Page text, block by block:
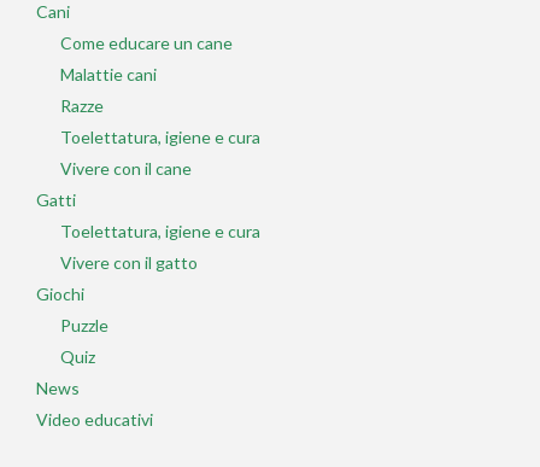
Cani
Come educare un cane
Malattie cani
Razze
Toelettatura, igiene e cura
Vivere con il cane
Gatti
Toelettatura, igiene e cura
Vivere con il gatto
Giochi
Puzzle
Quiz
News
Video educativi